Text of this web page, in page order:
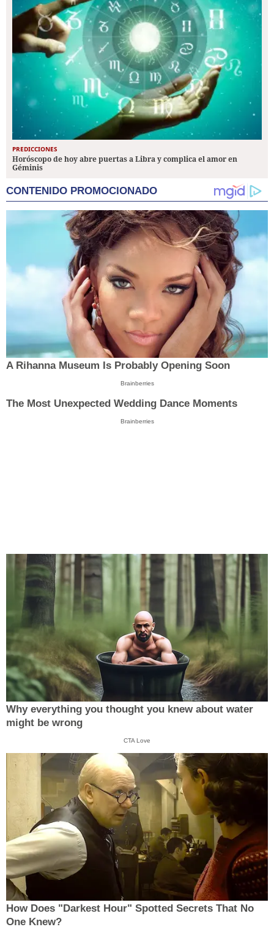
PREDICCIONES
Horóscopo de hoy abre puertas a Libra y complica el amor en
Géminis
CONTENIDO PROMOCIONADO
A Rihanna Museum Is Probably Opening Soon
Brainberries
The Most Unexpected Wedding Dance Moments
Brainberries
Why everything you thought you knew about water
might be wrong
CTA Love
How Does "Darkest Hour" Spotted Secrets That No
One Knew?